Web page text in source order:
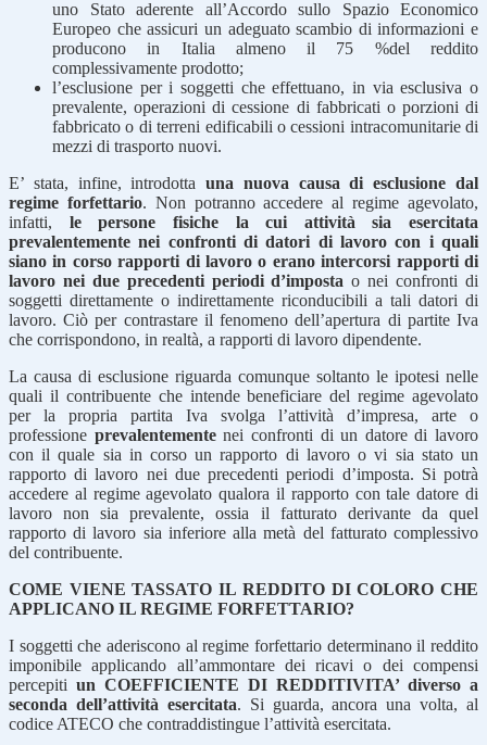
uno Stato aderente all’Accordo sullo Spazio Economico
Europeo che assicuri un adeguato scambio di informazioni e
producono in Italia almeno il 75 %del reddito
complessivamente prodotto;
l’esclusione per i soggetti che effettuano, in via esclusiva o
prevalente, operazioni di cessione di fabbricati o porzioni di
fabbricato o di terreni edificabili o cessioni intracomunitarie di
mezzi di trasporto nuovi.
E’ stata, infine, introdotta una nuova causa di esclusione dal
regime forfettario. Non potranno accedere al regime agevolato,
infatti, le persone fisiche la cui attività sia esercitata
prevalentemente nei confronti di datori di lavoro con i quali
siano in corso rapporti di lavoro o erano intercorsi rapporti di
lavoro nei due precedenti periodi d’imposta o nei confronti di
soggetti direttamente o indirettamente riconducibili a tali datori di
lavoro. Ciò per contrastare il fenomeno dell’apertura di partite Iva
che corrispondono, in realtà, a rapporti di lavoro dipendente.
La causa di esclusione riguarda comunque soltanto le ipotesi nelle
quali il contribuente che intende beneficiare del regime agevolato
per la propria partita Iva svolga l’attività d’impresa, arte o
professione prevalentementenei confronti di un datore di lavoro
con il quale sia in corso un rapporto di lavoro o vi sia stato un
rapporto di lavoro nei due precedenti periodi d’imposta. Si potrà
accedere al regime agevolato qualora il rapporto con tale datore di
lavoro non sia prevalente, ossia il fatturato derivante da quel
rapporto di lavoro sia inferiore alla metà del fatturato complessivo
del contribuente.
COME VIENE TASSATO IL REDDITO DI COLORO CHE
APPLICANO IL REGIME FORFETTARIO?
I soggetti che aderiscono al regime forfettario determinano il reddito
imponibile applicando all’ammontare dei ricavi o dei compensi
percepiti un COEFFICIENTE DI REDDITIVITA’ diverso a
seconda dell’attività esercitata. Si guarda, ancora una volta, al
codice ATECO che contraddistingue l’attività esercitata.